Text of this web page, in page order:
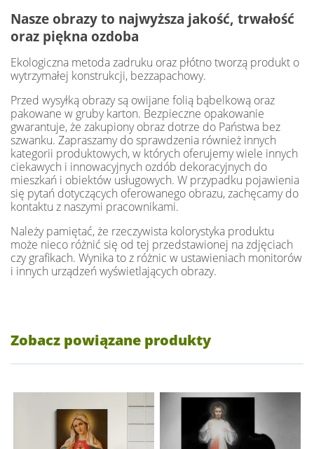
Nasze obrazy to najwyższa jakość, trwałość
oraz piękna ozdoba
Ekologiczna metoda zadruku oraz płótno tworzą produkt o
wytrzymałej konstrukcji, bezzapachowy.
Przed wysyłką obrazy są owijane folią bąbelkową oraz
pakowane w gruby karton. Bezpieczne opakowanie
gwarantuje, że zakupiony obraz dotrze do Państwa bez
szwanku. Zapraszamy do sprawdzenia również innych
kategorii produktowych, w których oferujemy wiele innych
ciekawych i innowacyjnych ozdób dekoracyjnych do
mieszkań i obiektów usługowych. W przypadku pojawienia
się pytań dotyczących oferowanego obrazu, zachęcamy do
kontaktu z naszymi pracownikami.
Należy pamiętać, że rzeczywista kolorystyka produktu
może nieco różnić się od tej przedstawionej na zdjęciach
czy grafikach. Wynika to z różnic w ustawieniach monitorów
i innych urządzeń wyświetlających obrazy.
Zobacz powiązane produkty